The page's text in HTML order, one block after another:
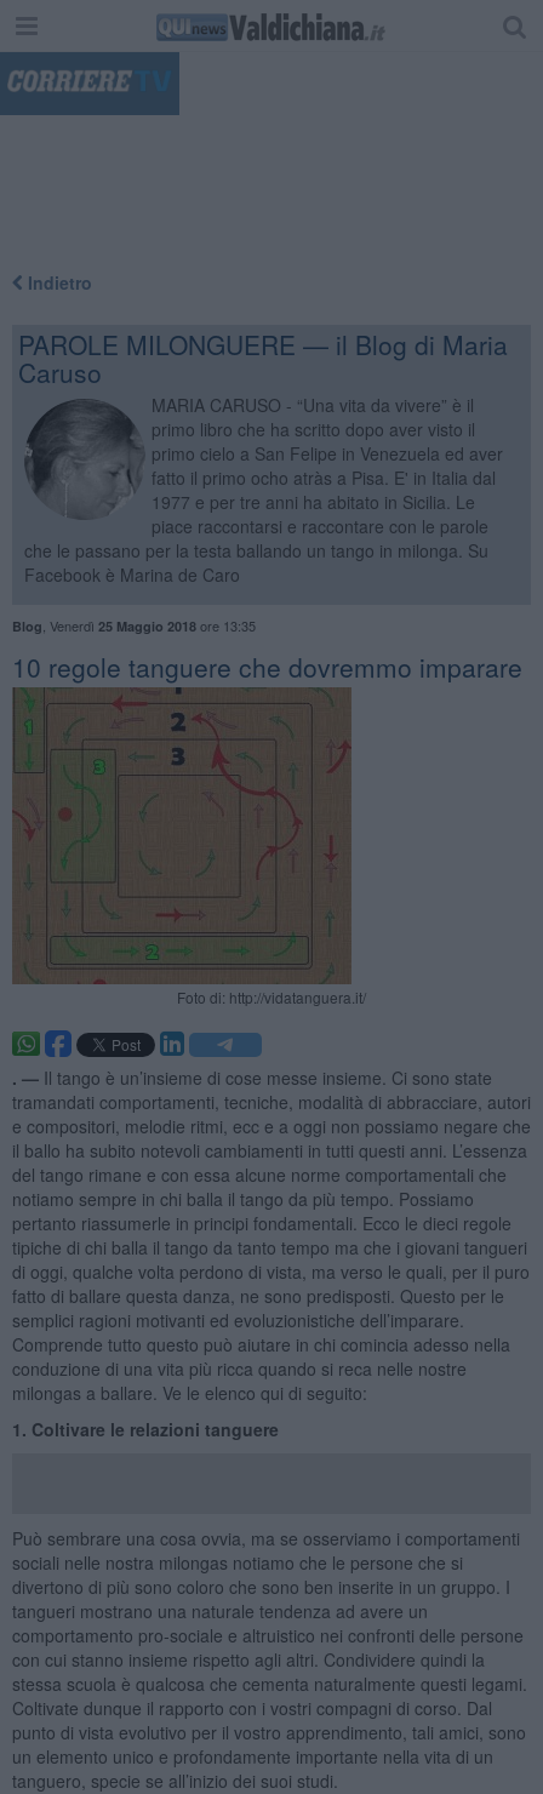
Indietro
PAROLE MILONGUERE — il Blog di Maria
Caruso
MARIA CARUSO - “Una vita da vivere” è il
primo libro che ha scritto dopo aver visto il
primo cielo a San Felipe in Venezuela ed aver
fatto il primo ocho atràs a Pisa. E' in Italia dal
1977 e per tre anni ha abitato in Sicilia. Le
piace raccontarsi e raccontare con le parole
che le passano per la testa ballando un tango in milonga. Su
Facebook è Marina de Caro
Blog Venerdì 25 Maggio 2018ore 13:35
10 regole tanguere che dovremmo imparare
Foto di: http://vidatanguera.it/
. — Il tango è un’insieme di cose messe insieme. Ci sono state
tramandati comportamenti, tecniche, modalità di abbracciare, autori
e compositori, melodie ritmi, ecc e a oggi non possiamo negare che
il ballo ha subito notevoli cambiamenti in tutti questi anni. L’essenza
del tango rimane e con essa alcune norme comportamentali che
notiamo sempre in chi balla il tango da più tempo. Possiamo
pertanto riassumerle in principi fondamentali. Ecco le dieci regole
tipiche di chi balla il tango da tanto tempo ma che i giovani tangueri
di oggi, qualche volta perdono di vista, ma verso le quali, per il puro
fatto di ballare questa danza, ne sono predisposti. Questo per le
semplici ragioni motivanti ed evoluzionistiche dell’imparare.
Comprende tutto questo può aiutare in chi comincia adesso nella
conduzione di una vita più ricca quando si reca nelle nostre
milongas a ballare. Ve le elenco qui di seguito:
1. Coltivare le relazioni tanguere
Può sembrare una cosa ovvia, ma se osserviamo i comportamenti
sociali nelle nostra milongas notiamo che le persone che si
divertono di più sono coloro che sono ben inserite in un gruppo. I
tangueri mostrano una naturale tendenza ad avere un
comportamento pro-sociale e altruistico nei confronti delle persone
con cui stanno insieme rispetto agli altri. Condividere quindi la
stessa scuola è qualcosa che cementa naturalmente questi legami.
Coltivate dunque il rapporto con i vostri compagni di corso. Dal
punto di vista evolutivo per il vostro apprendimento, tali amici, sono
un elemento unico e profondamente importante nella vita di un
tanguero, specie se all’inizio dei suoi studi.